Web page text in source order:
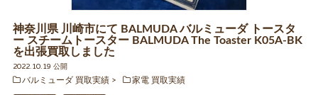
神奈川県 川崎市にて BALMUDA バルミューダ トースタ
ー スチームトースター BALMUDA The Toaster K05A-BK
を出張買取しました
2022.10.19 公開
バルミューダ 買取実績
家電 買取実績